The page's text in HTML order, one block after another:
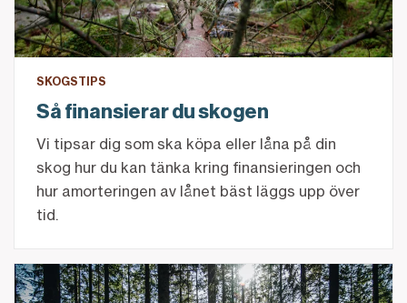
SKOGSTIPS
Så finansierar du skogen
Vi tipsar dig som ska köpa eller låna på din
skog hur du kan tänka kring finansieringen och
hur amorteringen av lånet bäst läggs upp över
tid.
Skog till salu – tipsen för dig med säljplaner